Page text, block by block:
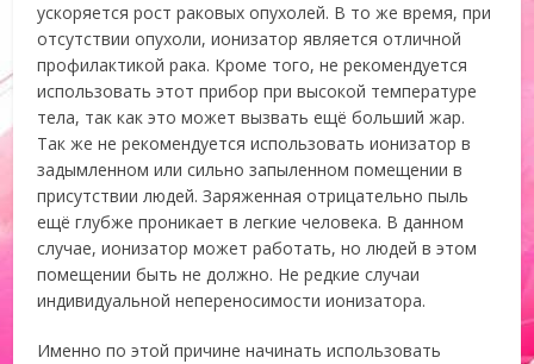
ускоряется рост раковых опухолей. В то же время, при
отсутствии опухоли, ионизатор является отличной
профилактикой рака. Кроме того, не рекомендуется
использовать этот прибор при высокой температуре
тела, так как это может вызвать ещё больший жар.
Так же не рекомендуется использовать ионизатор в
задымленном или сильно запыленном помещении в
присутствии людей. Заряженная отрицательно пыль
ещё глубже проникает в легкие человека. В данном
случае, ионизатор может работать, но людей в этом
помещении быть не должно. Не редкие случаи
индивидуальной непереносимости ионизатора.
Именно по этой причине начинать использовать